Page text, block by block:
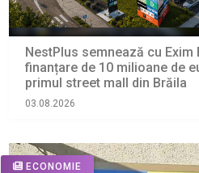
NestPlus semnează cu
finanțare de 10 milioane de
primul street mall din Brăila
03.08.2026
ECONOMIE